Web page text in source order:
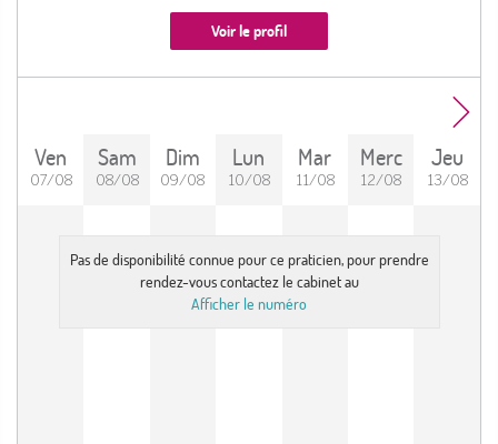
Voir le profil
Ven
07/08
Sam
08/08
Dim
09/08
Lun
10/08
Mar
11/08
Merc
12/08
Jeu
13/08
Pas de disponibilité connue pour ce praticien, pour prendre
rendez-vous contactez le cabinet au
Afficher le numéro